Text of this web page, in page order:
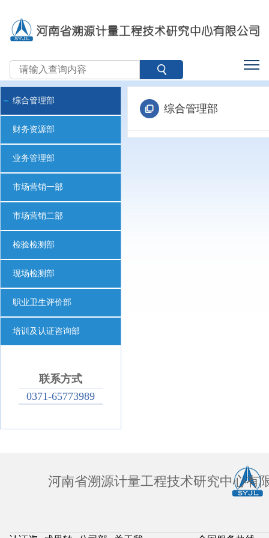
综合管理部
财务资源部
业务管理部
市场营销一部
市场营销二部
检验检测部
现场检测部
职业卫生评价部
培训及认证咨询部
联系方式
0371-65773989
综合管理部
河南省溯源计量工程技术研究中心有